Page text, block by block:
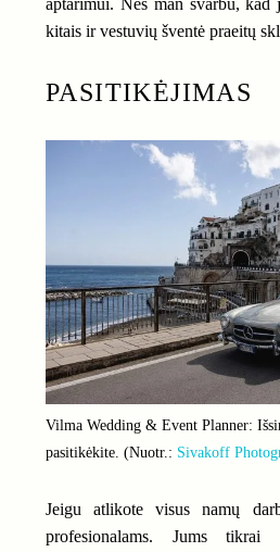
aptarimui. Nes man svarbu, kad
kitais ir vestuvių šventė praeitų
PASITIKĖJIMAS
Vilma Wedding & Event Planner:
pasitikėkite. (Nuotr.: Sivakoff
Jeigu atlikote visus namų
profesionalams. Jums tikrai